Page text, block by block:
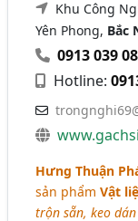
Khu Công
Yên Phong, Bắc
0913 039
Hotline:
Hưng Thuận
sản phẩmVật
trộn sẵn, keo